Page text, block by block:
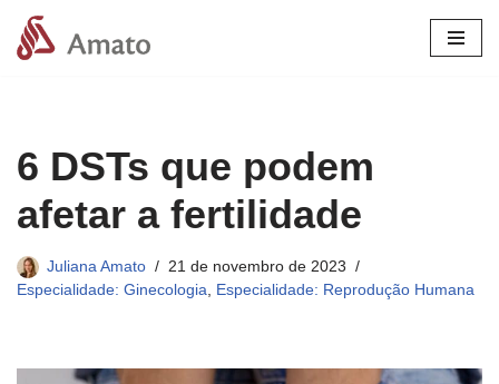
Pular
6 DSTs que podem
afetar a fertilidade
Juliana Amato
21 de novembro de 2023
Especialidade: Ginecologia, Especialidade: Reprodução Humana